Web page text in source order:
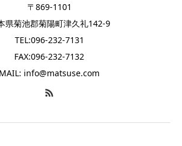
〒869-1101
県菊池郡菊陽町津久礼142-9
TEL:096-232-7131
FAX:096-232-7132
MAIL: info@matsuse.com